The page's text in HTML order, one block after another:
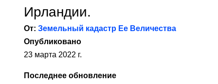
Ирландии.
От: Земельный кадастр Ее Величества
Опубликовано
23 марта 2022 г.
Последнее обновление